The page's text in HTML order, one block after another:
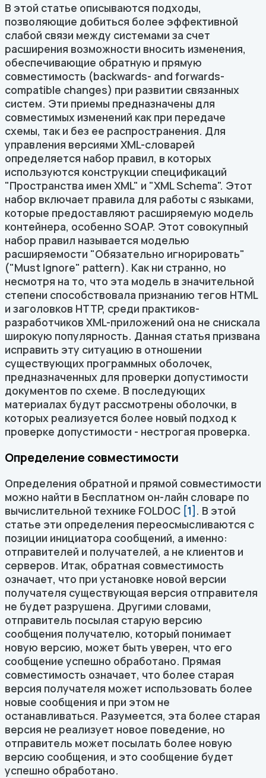
В этой статье описываются подходы,
позволяющие добиться более эффективной
слабой связи между системами за счет
расширения возможности вносить изменения,
обеспечивающие обратную и прямую
совместимость (backwards- and forwards-
compatible changes) при развитии связанных
систем. Эти приемы предназначены для
совместимых изменений как при передаче
схемы, так и без ее распространения. Для
управления версиями XML-словарей
определяется набор правил, в которых
используются конструкции спецификаций
"Пространства имен XML" и "XML Schema". Этот
набор включает правила для работы с языками,
которые предоставляют расширяемую модель
контейнера, особенно SOAP. Этот совокупный
набор правил называется моделью
расширяемости "Обязательно игнорировать"
("Must Ignore" pattern). Как ни странно, но
несмотря на то, что эта модель в значительной
степени способствовала признанию тегов HTML
и заголовков HTTP, среди практиков-
разработчиков XML-приложений она не снискала
широкую популярность. Данная статья призвана
исправить эту ситуацию в отношении
существующих программных оболочек,
предназначенных для проверки допустимости
документов по схеме. В последующих
материалах будут рассмотрены оболочки, в
которых реализуется более новый подход к
проверке допустимости - нестрогая проверка.
Определение совместимости
Определения обратной и прямой совместимости
можно найти в Бесплатном он-лайн словаре по
вычислительной технике FOLDOC [1] . В этой
статье эти определения переосмысливаются с
позиции инициатора сообщений, а именно:
отправителей и получателей, а не клиентов и
серверов. Итак, обратная совместимость
означает, что при установке новой версии
получателя существующая версия отправителя
не будет разрушена. Другими словами,
отправитель посылая старую версию
сообщения получателю, который понимает
новую версию, может быть уверен, что его
сообщение успешно обработано. Прямая
совместимость означает, что более старая
версия получателя может использовать более
новые сообщения и при этом не
останавливаться. Разумеется, эта более старая
версия не реализует новое поведение, но
отправитель может посылать более новую
версию сообщения, и это сообщение будет
успешно обработано.